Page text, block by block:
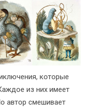
которые
из них имеет
автор смешивает